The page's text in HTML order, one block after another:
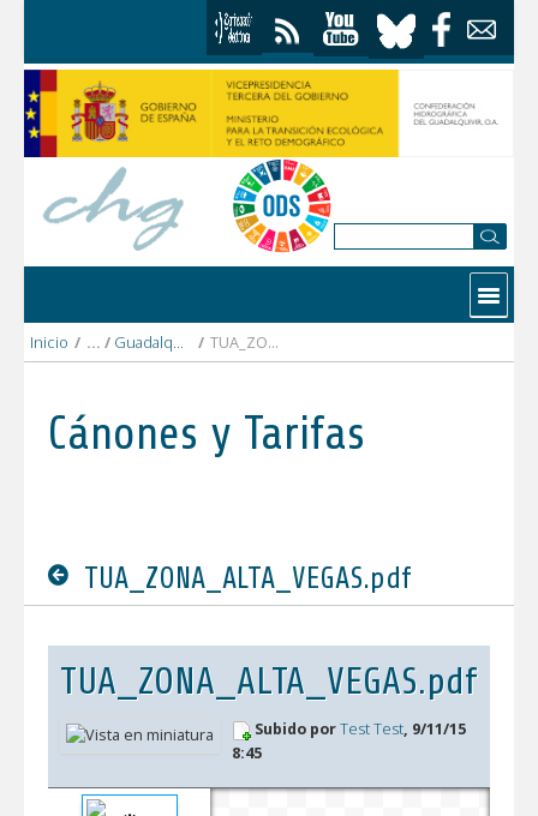
Contactar
Inicio / Guadalquivir alto / TUA_ZONA_ALTA_VEGAS.pdf
Cánones y Tarifas
TUA_ZONA_ALTA_VEGAS.pdf
TUA_ZONA_ALTA_VEGAS.pdf
Subido porTest Test, 9/11/15
8:45